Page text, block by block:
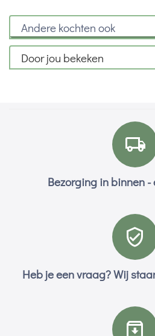
Andere kochten ook
Door jou bekeken
Bezorging in binnen
Heb je een vraag? Wij